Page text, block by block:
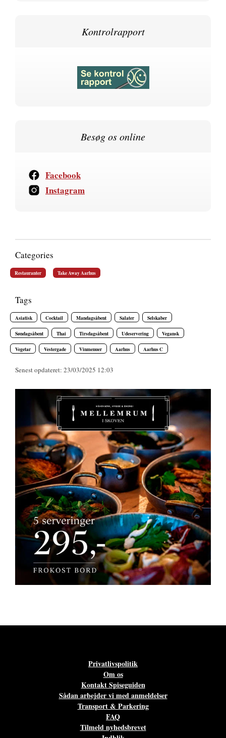
Kontrolrapport
Besøg os online
Facebook
Instagram
Categories
Restauranter Take Away Aarhus
Tags
Asiatisk Cocktail Mandagsåbent Salater Selskaber
Søndagsåbent Thai Tirsdagsåbent Udeservering Vegansk
Vegetar Vestergade Vinmenuer Aarhus Aarhus C
Senest opdateret: 23/03/2025 12:03
Privatlivspolitik
Om os
Kontakt Spiseguiden
Sådan arbejder vi med anmeldelser
Transport & Parkering
FAQ
Tilmeld nyhedsbrevet